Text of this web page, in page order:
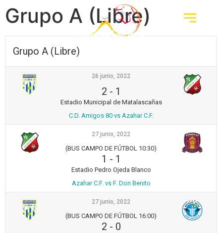
Grupo A (Libre)
Grupo A (Libre)
26 junio, 2022
2 - 1
Estadio Municipal de Matalascañas
C.D. Amigos 80 vs Azahar C.F.
27 junio, 2022
(BUS CAMPO DE FÚTBOL 10:30)
1 - 1
Estadio Pedro Ojeda Blanco
Azahar C.F. vs F. Don Benito
27 junio, 2022
(BUS CAMPO DE FÚTBOL 16:00)
2 - 0